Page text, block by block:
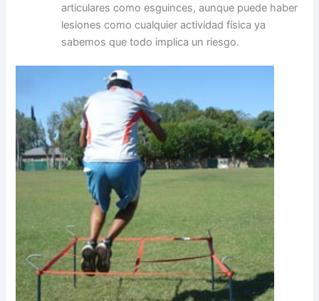
articulares como esguinces, aunque puede haber
lesiones como cualquier actividad física ya
sabemos que todo implica un riesgo.